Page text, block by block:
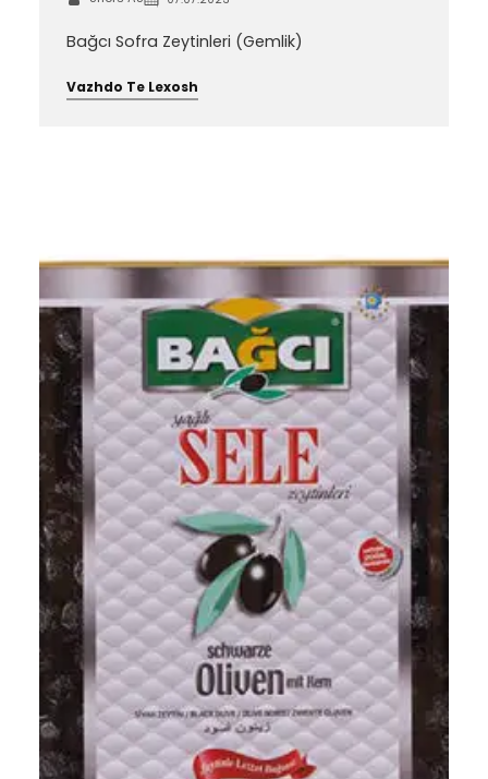
Bağcı Sofra Zeytinleri (Gemlik)
Vazhdo Te Lexosh